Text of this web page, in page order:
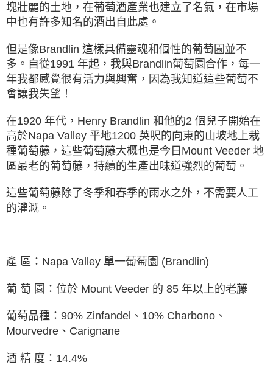
塊壯麗的⼟地，在葡萄酒產業也建立了名氣，在市場
中也有許多知名的酒出⾃此處。
但是像Brandlin 這樣具備靈魂和個性的葡萄園並不
多。⾃從1991 年起，我與Brandlin葡萄園合作，每⼀
年我都感覺很有活⼒與興奮，因為我知道這些葡萄不
會讓我失望！
在1920 年代，Henry Brandlin 和他的2 個兒子開始在
高於Napa Valley 平地1200 英呎的向東的山坡地上栽
種葡萄藤，這些葡萄藤大概也是今日Mount Veeder 地
區最老的葡萄藤，持續的生產出味道強烈的葡萄。
這些葡萄藤除了冬季和春季的雨水之外，不需要人工
的灌溉。
產 區：Napa Valley 單⼀葡萄園 (Brandlin)
葡 萄 園：位於 Mount Veeder 的 85 年以上的老藤
葡萄品種：90% Zinfandel、10% Charbono、
Mourvedre、Carignane
酒 精 度：14.4%